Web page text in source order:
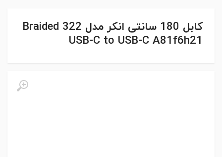
کابل 180 سانتی انکر مدل 322 Braided
USB-C to USB-C A81f6h21